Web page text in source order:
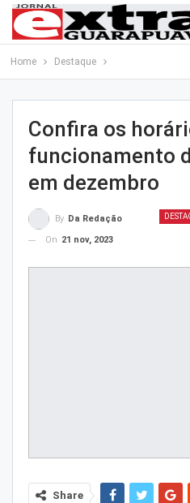
Home Destaque
Confira os
funcionamento
em dezembro
By Da Redação
On 21 nov, 2023
Share